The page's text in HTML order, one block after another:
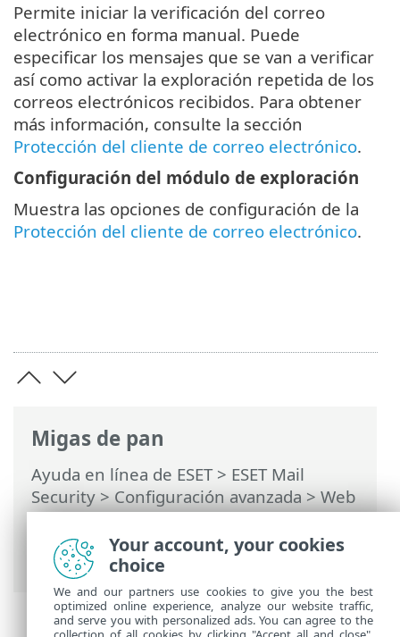
Migas de pan
Ayuda en línea de ESET> ESET Mail
Security>Configuración avanzada>Web
y correo electrónico>Protección del
cliente de correo electrónico> Barra de
herramientas de Microsoft Outlook
Permite iniciar la verificación del correo
electrónico en forma manual. Puede
especificar los mensajes que se van a verificar
así como activar la exploración repetida de los
correos electrónicos recibidos. Para obtener
más información, consulte la sección
Protección del cliente de correo electrónico.
Configuración del módulo de exploración
Muestra las opciones de configuración de la
Protección del cliente de correo electrónico.
Your account, your cookies
choice
We and our partners use cookies to give you the best
optimized online experience, analyze our website traffic,
and serve you with personalized ads. You can agree to the